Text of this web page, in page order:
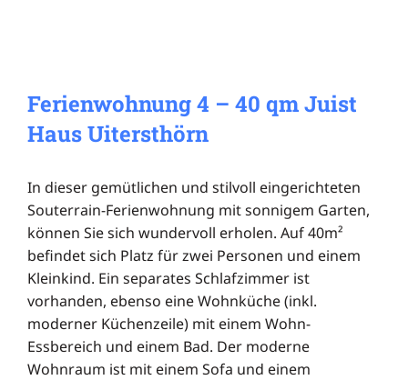
Ferienwohnung 4 – 40 qm Juist
Haus Uitersthörn
In dieser gemütlichen und stilvoll eingerichteten
Souterrain-Ferienwohnung mit sonnigem Garten,
können Sie sich wundervoll erholen. Auf 40m²
befindet sich Platz für zwei Personen und einem
Kleinkind. Ein separates Schlafzimmer ist
vorhanden, ebenso eine Wohnküche (inkl.
moderner Küchenzeile) mit einem Wohn-
Essbereich und einem Bad. Der moderne
Wohnraum ist mit einem Sofa und einem